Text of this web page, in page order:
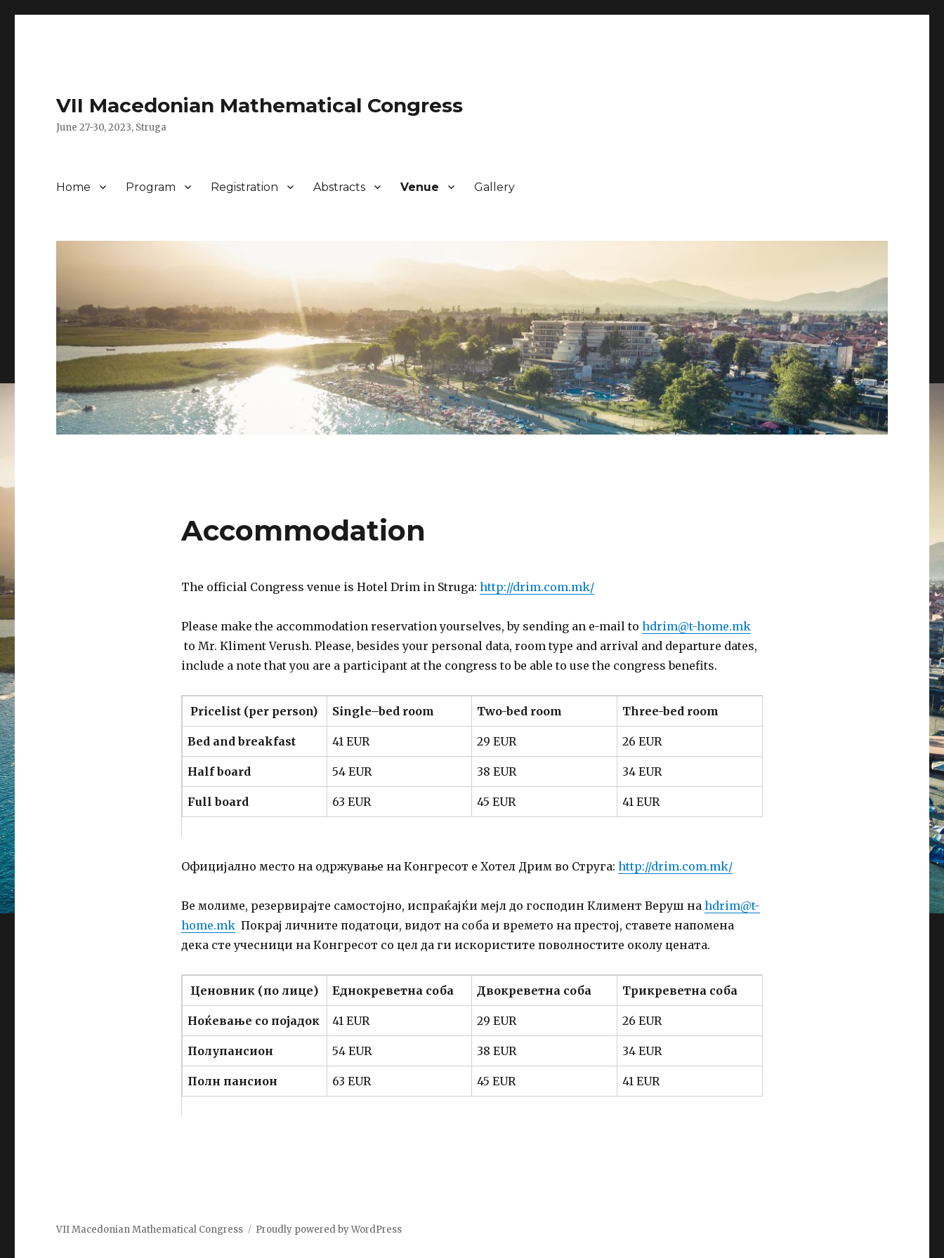
VII Macedonian Mathematical Congress
June 27-30, 2023, Struga
Home Program Registration Abstracts Venue Gallery
Accommodation
The official Congress venue is Hotel Drim in Struga: http://drim.com.mk/
Please make the accommodation reservation yourselves, by sending an e-mail to hdrim@t-home.mk
to Mr. Kliment Verush. Please, besides your personal data, room type and arrival and departure dates,
include a note that you are a participant at the congress to be able to use the congress benefits.
Pricelist (per person) Single–bed room Two-bed room Three-bed room
Bed and breakfast 41 EUR 29 EUR 26 EUR
Half board 54 EUR 38 EUR 34 EUR
Full board 63 EUR 45 EUR 41 EUR
Официјално место на одржување на Конгресот е Хотел Дрим во Струга: http://drim.com.mk/
Ве молиме, резервирајте самостојно, испраќајќи мејл до господин Климент Веруш на hdrim@t-
home.mkПокрај личните податоци, видот на соба и времето на престој, ставете напомена
дека сте учесници на Конгресот со цел да ги искористите поволностите околу цената.
Ценовник (по лице) Еднокреветна соба Двокреветна соба Трикреветна соба
Ноќевање со појадок 41 EUR 29 EUR 26 EUR
Полупансион 54 EUR 38 EUR 34 EUR
Полн пансион 63 EUR 45 EUR 41 EUR
VII Macedonian Mathematical Congress Proudly powered by WordPress